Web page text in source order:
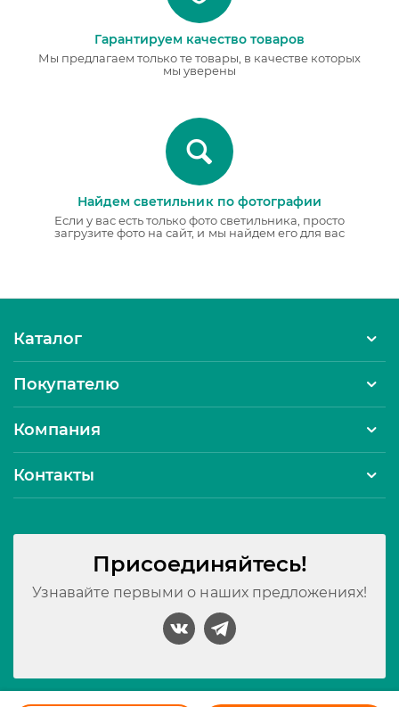
Гарантируем качество товаров
Мы предлагаем только те товары, в качестве которых
мы уверены
Найдем светильник по фотографии
Если у вас есть только фото светильника, просто
загрузите фото на сайт, и мы найдем его для вас
Каталог
Покупателю
Компания
Контакты
Присоединяйтесь!
Узнавайте первыми о наших предложениях!